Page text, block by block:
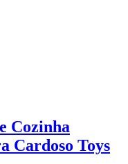
Cozinha
Cardoso Toys